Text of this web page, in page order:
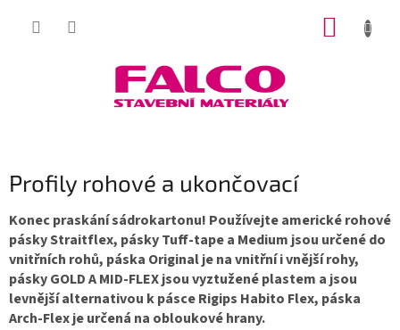
Profily rohové a ukončovací
Konec praskání sádrokartonu! Používejte americké rohové
pásky Straitflex, pásky Tuff-tape a Medium jsou určené do
vnitřních rohů, páska Original je na vnitřní i vnější rohy,
pásky GOLD A MID-FLEX jsou vyztužené plastem a jsou
levnější alternativou k pásce Rigips Habito Flex, páska
Arch-Flex je určená na obloukové hrany.